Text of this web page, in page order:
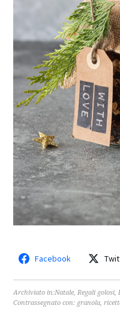
Facebook
Archiviato in:Natale Regali golosi
Contrassegnato con: granola